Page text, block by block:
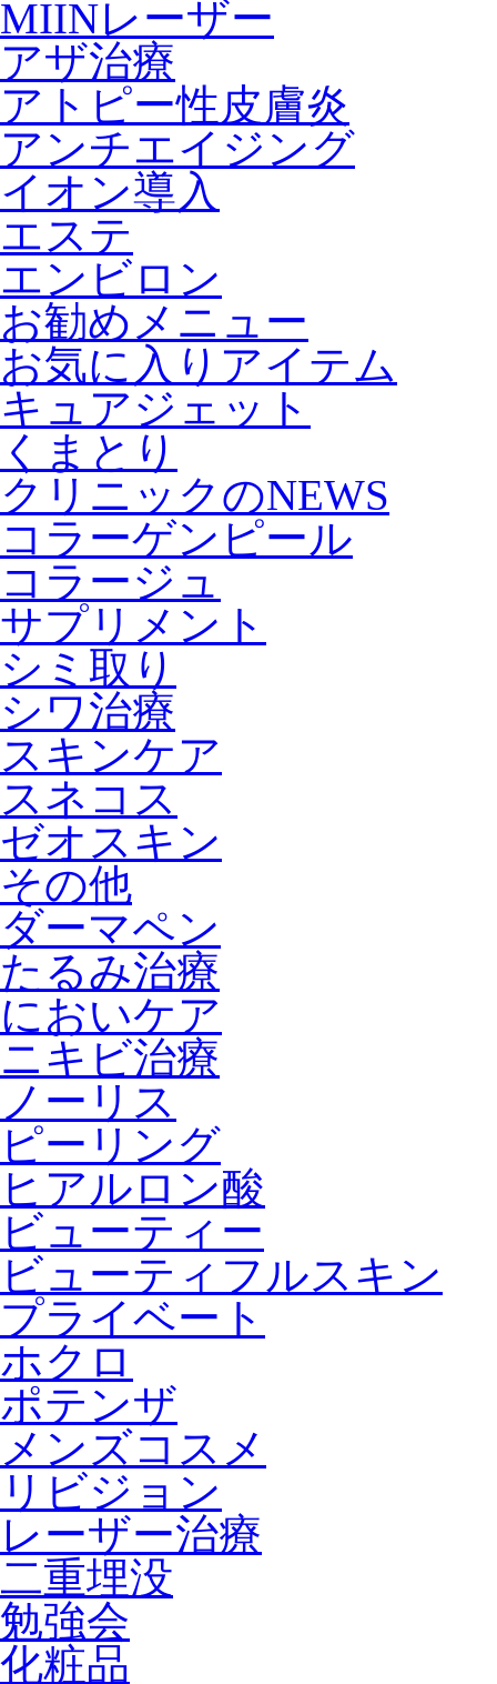
MIINレーザー
アザ治療
アトピー性皮膚炎
アンチエイジング
イオン導入
エステ
エンビロン
お勧めメニュー
お気に入りアイテム
キュアジェット
くまとり
クリニックのNEWS
コラーゲンピール
コラージュ
サプリメント
シミ取り
シワ治療
スキンケア
スネコス
ゼオスキン
その他
ダーマペン
たるみ治療
においケア
ニキビ治療
ノーリス
ピーリング
ヒアルロン酸
ビューティー
ビューティフルスキン
プライベート
ホクロ
ポテンザ
メンズコスメ
リビジョン
レーザー治療
二重埋没
勉強会
化粧品